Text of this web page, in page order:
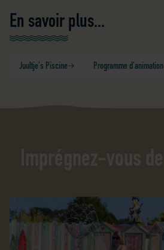
En savoir plus...
Juultje's Piscine Programme d'animation